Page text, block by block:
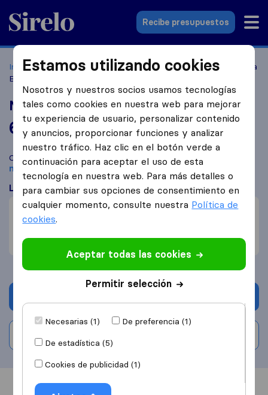
Sirelo.es
Recibe presupuestos
Inicio Empresas de mudanzas Alicante
Mudanzas Santa
Barbara
Mudanzas Santa Barbara
6,5 basado en4
reseñas de Sirelo y Google
i
Compara Mudanzas Santa Barbara con otrasempresas de
mudanzasdeAlicante
Lo que dicen los clientes
Precio (2)
Communicación (1)
Poco profesional (1)
Estamos utilizando cookies
Nosotros y nuestros socios usamos tecnologías
tales como cookies en nuestra web para mejorar
tu experiencia de usuario, personalizar contenido
y anuncios, proporcionar funciones y analizar
nuestro tráfico. Haz clic en el botón verde a
continuación para aceptar el uso de esta
tecnología en nuestra web. Para más detalles o
para cambiar sus opciones de consentimiento en
cualquier momento, consulte nuestra Política de
cookies.
Aceptar todas las cookies
Permitir selección
Necesarias (1)
De preferencia (1)
De estadística (5)
Cookies de publicidad (1)